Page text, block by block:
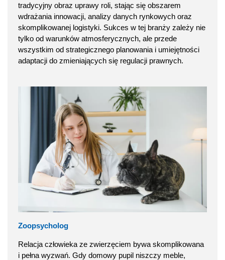
tradycyjny obraz uprawy roli, stając się obszarem
wdrażania innowacji, analizy danych rynkowych oraz
skomplikowanej logistyki. Sukces w tej branży zależy nie
tylko od warunków atmosferycznych, ale przede
wszystkim od strategicznego planowania i umiejętności
adaptacji do zmieniających się regulacji prawnych.
Zoopsycholog
Relacja człowieka ze zwierzęciem bywa skomplikowana
i pełna wyzwań. Gdy domowy pupil niszczy meble,